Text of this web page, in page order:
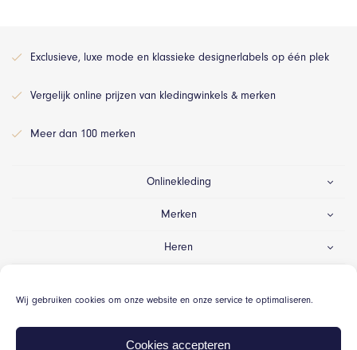
Wij gebruiken cookies om onze website en onze service te optimaliseren.
Cookies accepteren
Exclusieve, luxe mode en klassieke designerlabels op één plek
Vergelijk online prijzen van kledingwinkels & merken
Meer dan 100 merken
Onlinekleding
Merken
Heren